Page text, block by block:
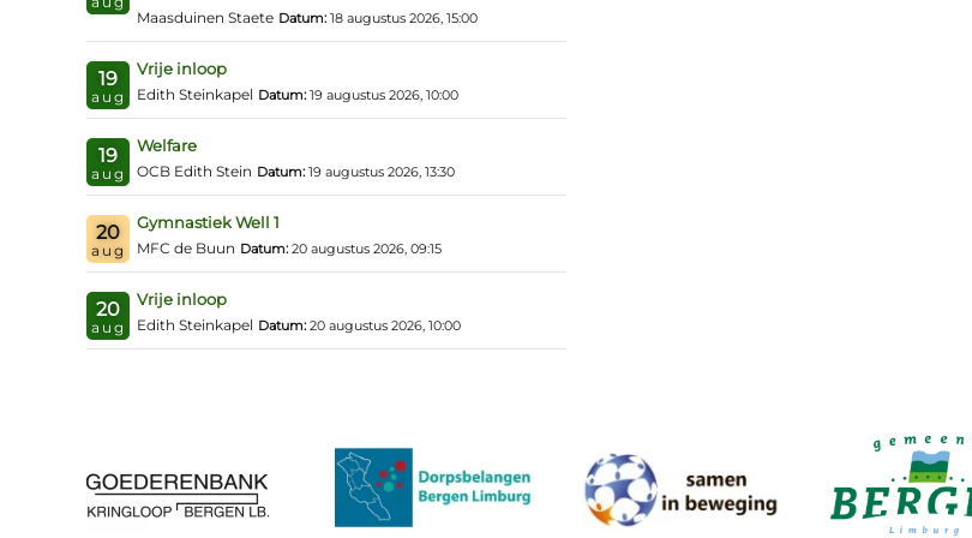
Maasduinen Staete Datum: 18 augustus 2026, 15:00
19
aug
Vrije inloop
Edith Steinkapel Datum: 19 augustus 2026, 10:00
19
aug
Welfare
OCB Edith Stein Datum: 19 augustus 2026, 13:30
20
aug
Gymnastiek Well 1
MFC de Buun Datum: 20 augustus 2026, 09:15
20
aug
Vrije inloop
Edith Steinkapel Datum: 20 augustus 2026, 10:00